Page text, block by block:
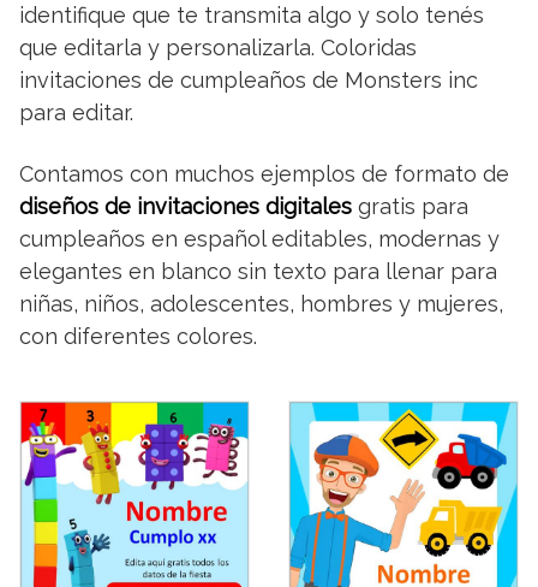
identifique que te transmita algo y solo tenés
que editarla y personalizarla. Coloridas
invitaciones de cumpleaños de Monsters inc
para editar.
Contamos con muchos ejemplos de formato de
diseños de invitaciones digitales gratis para
cumpleaños en español editables, modernas y
elegantes en blanco sin texto para llenar para
niñas, niños, adolescentes, hombres y mujeres,
con diferentes colores.